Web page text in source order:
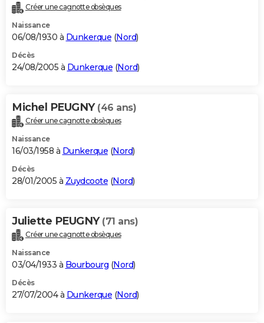
Créer une cagnotte obsèques
Naissance
06/08/1930 à Dunkerque (Nord)
Décès
24/08/2005 à Dunkerque (Nord)
Michel PEUGNY (46 ans)
Créer une cagnotte obsèques
Naissance
16/03/1958 à Dunkerque (Nord)
Décès
28/01/2005 à Zuydcoote (Nord)
Juliette PEUGNY (71 ans)
Créer une cagnotte obsèques
Naissance
03/04/1933 à Bourbourg (Nord)
Décès
27/07/2004 à Dunkerque (Nord)